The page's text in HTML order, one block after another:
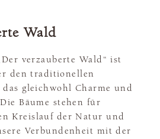
Wald
verzauberte Wald“ ist
den traditionellen
gleichwohl Charme und
Bäume stehen für
Kreislauf der Natur und
Verbundenheit mit der